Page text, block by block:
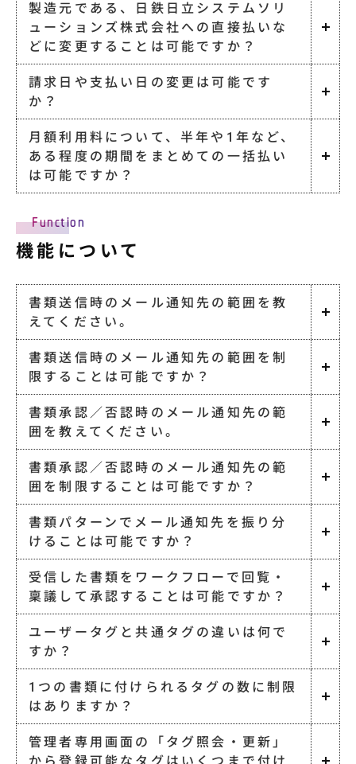
製造元である、日鉄日立システムソリ
ューションズ株式会社への直接払いな
どに変更することは可能ですか？
請求日や支払い日の変更は可能です
か？
月額利用料について、半年や1年など、
ある程度の期間をまとめての一括払い
は可能ですか？
Function
機能について
書類送信時のメール通知先の範囲を教
えてください。
書類送信時のメール通知先の範囲を制
限することは可能ですか？
書類承認／否認時のメール通知先の範
囲を教えてください。
書類承認／否認時のメール通知先の範
囲を制限することは可能ですか？
書類パターンでメール通知先を振り分
けることは可能ですか？
受信した書類をワークフローで回覧・
稟議して承認することは可能ですか？
ユーザータグと共通タグの違いは何で
すか？
1つの書類に付けられるタグの数に制限
はありますか？
管理者専用画面の「タグ照会・更新」